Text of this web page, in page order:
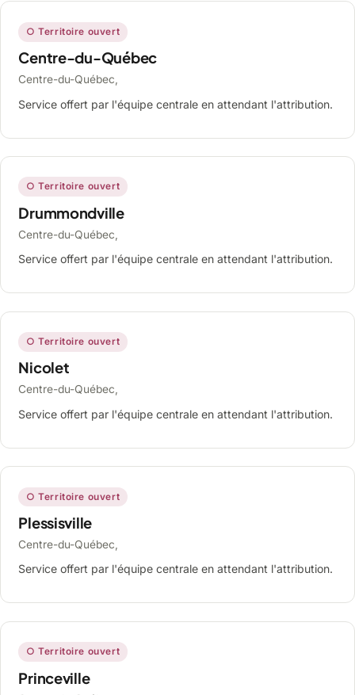
○ Territoire ouvert
Centre-du-Québec
Centre-du-Québec,
Service offert par l'équipe centrale en attendant l'attribution.
○ Territoire ouvert
Drummondville
Centre-du-Québec,
Service offert par l'équipe centrale en attendant l'attribution.
○ Territoire ouvert
Nicolet
Centre-du-Québec,
Service offert par l'équipe centrale en attendant l'attribution.
○ Territoire ouvert
Plessisville
Centre-du-Québec,
Service offert par l'équipe centrale en attendant l'attribution.
○ Territoire ouvert
Princeville